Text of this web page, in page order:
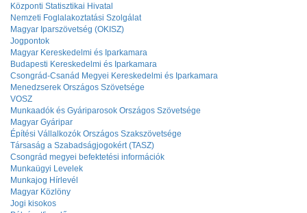
Központi Statisztikai Hivatal
Nemzeti Foglalakoztatási Szolgálat
Magyar Iparszövetség (OKISZ)
Jogpontok
Magyar Kereskedelmi és Iparkamara
Budapesti Kereskedelmi és Iparkamara
Csongrád-Csanád Megyei Kereskedelmi és Iparkamara
Menedzserek Országos Szövetsége
VOSZ
Munkaadók és Gyáriparosok Országos Szövetsége
Magyar Gyáripar
Építési Vállalkozók Országos Szakszövetsége
Társaság a Szabadságjogokért (TASZ)
Csongrád megyei befektetési információk
Munkaügyi Levelek
Munkajog Hírlevél
Magyar Közlöny
Jogi kisokos